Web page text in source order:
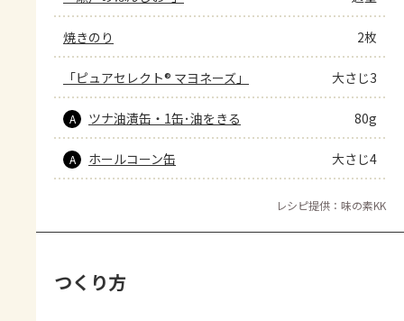
焼きのり 2枚
「ピュアセレクト® マヨネーズ」 大さじ3
A ツナ油漬缶・1缶･油をきる 80g
A ホールコーン缶 大さじ4
レシピ提供：味の素KK
つくり方